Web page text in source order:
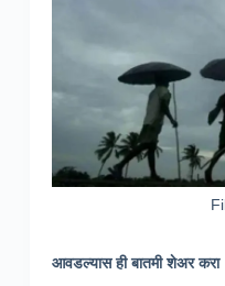
आवडल्यास ही बातमी शेअर करा